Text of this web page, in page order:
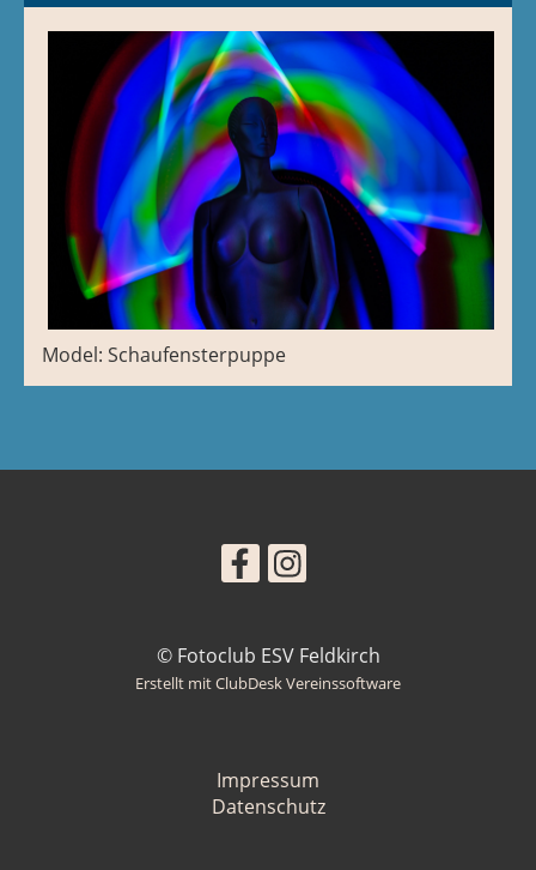
Model: Schaufensterpuppe
© Fotoclub ESV Feldkirch
Erstellt mit ClubDesk Vereinssoftware
Impressum
Datenschutz